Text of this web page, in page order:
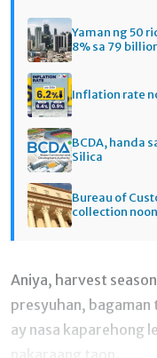
Yaman ng 50
8% sa 79
Inflation rate
BCDA, handa
Silica
Bureau of
collection
Aniya, harvest
presyuhan, bagaman
ay nasa kaparehong